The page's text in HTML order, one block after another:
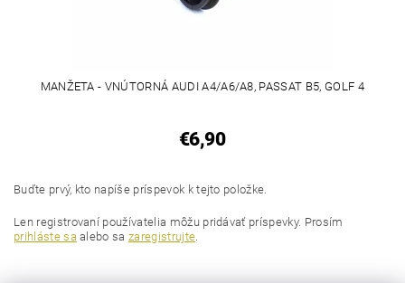
MANŽETA - VNÚTORNÁ AUDI A4/A6/A8, PASSAT B5, GOLF 4
€6,90
Buďte prvý, kto napíše príspevok k tejto položke.
Len registrovaní používatelia môžu pridávať príspevky. Prosím
prihláste sa alebo sazaregistrujte.